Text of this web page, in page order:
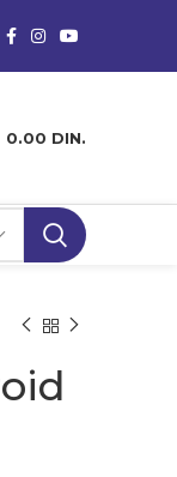
0.00 DIN.